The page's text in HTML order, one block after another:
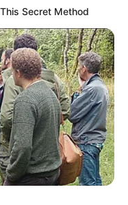
paylaşın
Secret Method